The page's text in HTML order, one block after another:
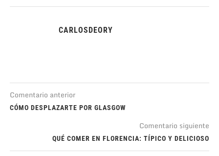
CARLOSDEORY
Comentario anterior
CÓMO DESPLAZARTE POR GLASGOW
Comentario siguiente
QUÉ COMER EN FLORENCIA: TÍPICO Y DELICIOSO